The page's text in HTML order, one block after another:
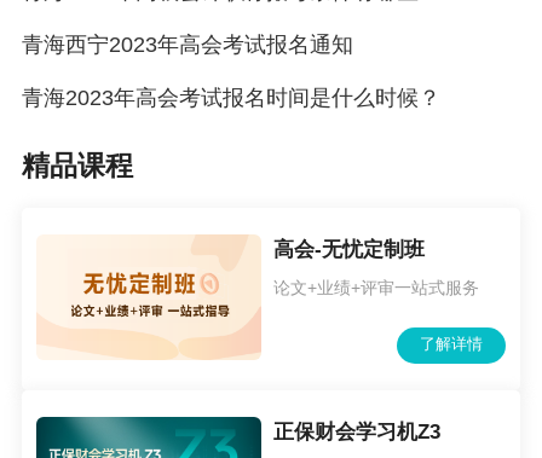
青海西宁2023年高会考试报名通知
青海2023年高会考试报名时间是什么时候？
精品课程
高会-无忧定制班
论文+业绩+评审一站式服务
了解详情
正保财会学习机Z3